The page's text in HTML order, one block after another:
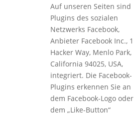
Auf unseren Seiten sind
Plugins des sozialen
Netzwerks Facebook,
Anbieter Facebook Inc., 1
Hacker Way, Menlo Park,
California 94025, USA,
integriert. Die Facebook-
Plugins erkennen Sie an
dem Facebook-Logo oder
dem „Like-Button“